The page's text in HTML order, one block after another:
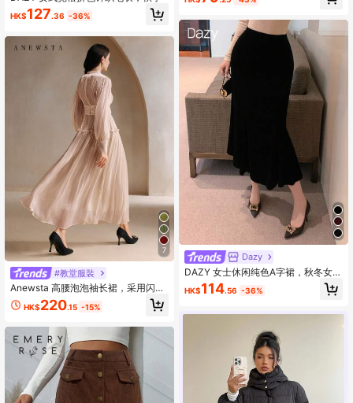
HK$127.36 -36%
7
#教堂服裝
Anewsta 高腰泡泡袖长裙，采用闪亮
面料和腰部镶片细节
HK$220.15 -15%
Dazy
DAZY 女士休闲纯色A字裙，秋冬女装
HK$114.56 -36%